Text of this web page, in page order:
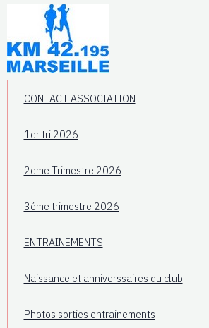
CONTACT ASSOCIATION
1er tri 2026
2eme Trimestre 2026
3éme trimestre 2026
ENTRAINEMENTS
Naissance et anniverssaires du club
Photos sorties entrainements